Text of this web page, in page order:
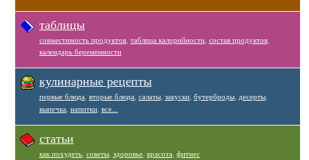
таблицы
совместимость продуктов, таблица калорийности, состав продуктов,
календарь беременности
кулинарные рецепты
первые блюда вторые блюда салаты, закуски, бутерброды, десерты,
выпечка напитки, все...
статьи
как похудеть, советы, здоровье, красота фитнес